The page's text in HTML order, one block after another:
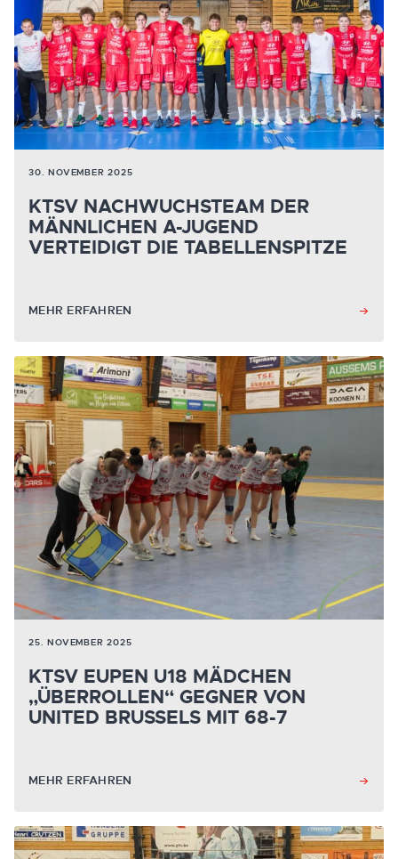
30. NOVEMBER 2025
KTSV NACHWUCHSTEAM DER
MÄNNLICHEN A-JUGEND
VERTEIDIGT DIE TABELLENSPITZE
MEHR ERFAHREN
25. NOVEMBER 2025
KTSV EUPEN U18 MÄDCHEN
„ÜBERROLLEN“ GEGNER VON
UNITED BRUSSELS MIT 68-7
MEHR ERFAHREN